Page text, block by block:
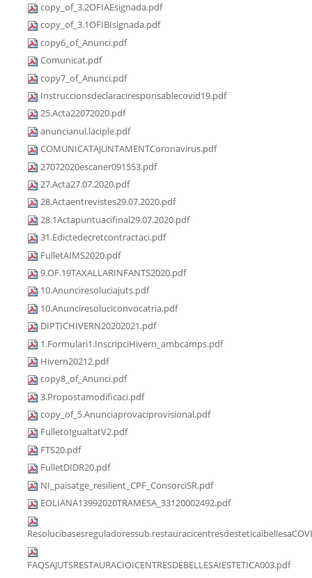
copy_of_3.2OFIAEsignada.pdf
copy_of_3.1OFIBIsignada.pdf
copy6_of_Anunci.pdf
Comunicat.pdf
copy7_of_Anunci.pdf
Instruccionsdeclaraciresponsablecovid19.pdf
25.Acta22072020.pdf
anuncianul.laciple.pdf
COMUNICATAJUNTAMENTCoronavirus.pdf
27072020escaner091553.pdf
27.Acta27.07.2020.pdf
28.Actaentrevistes29.07.2020.pdf
28.1Actapuntuacifinal29.07.2020.pdf
31.Edictedecretcontractaci.pdf
FulletAIMS2020.pdf
9.OF.19TAXALLARINFANTS2020.pdf
10.Anunciresoluciajuts.pdf
10.Anunciresoluciconvocatria.pdf
DIPTICHIVERN20202021.pdf
1.Formulari1.InscripciHivern_ambcamps.pdf
Hivern20212.pdf
copy8_of_Anunci.pdf
3.Propostamodificaci.pdf
copy_of_5.Anunciaprovaciprovisional.pdf
FulletoIgualtatV2.pdf
FTS20.pdf
FulletDIDR20.pdf
NI_paisatge_resilient_CPF_ConsorciSR.pdf
EOLIANA13992020TRAMESA_33120002492.pdf
FAQSAJUTSRESTAURACIOICENTRESDEBELLESAIESTETICA003.pdf